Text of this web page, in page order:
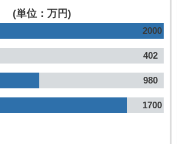
(単位：万円)
2000
402
980
1700